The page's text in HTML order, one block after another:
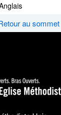
au sommet